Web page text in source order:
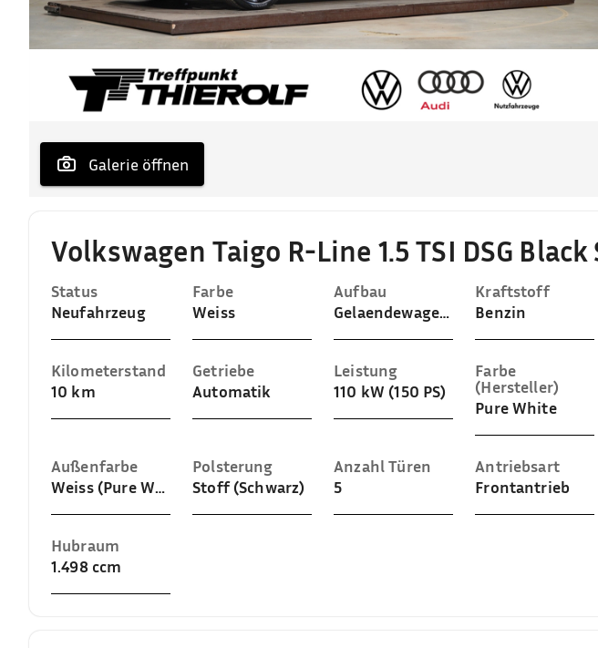
Galerie öffnen
Volkswagen Taigo R-Line 1.5 TSI DSG Black
Status
Neufahrzeug
Farbe
Weiss
Aufbau
Gelaendewagen / Pickup
Kraftstoff
Benzin
Kilometerstand
10 km
Getriebe
Automatik
Leistung
110 kW (150 PS)
Farbe
(Hersteller)
Pure White
Außenfarbe
Weiss (Pure White)
Polsterung
Stoff (Schwarz)
Anzahl Türen
5
Antriebsart
Frontantrieb
Hubraum
1.498 ccm